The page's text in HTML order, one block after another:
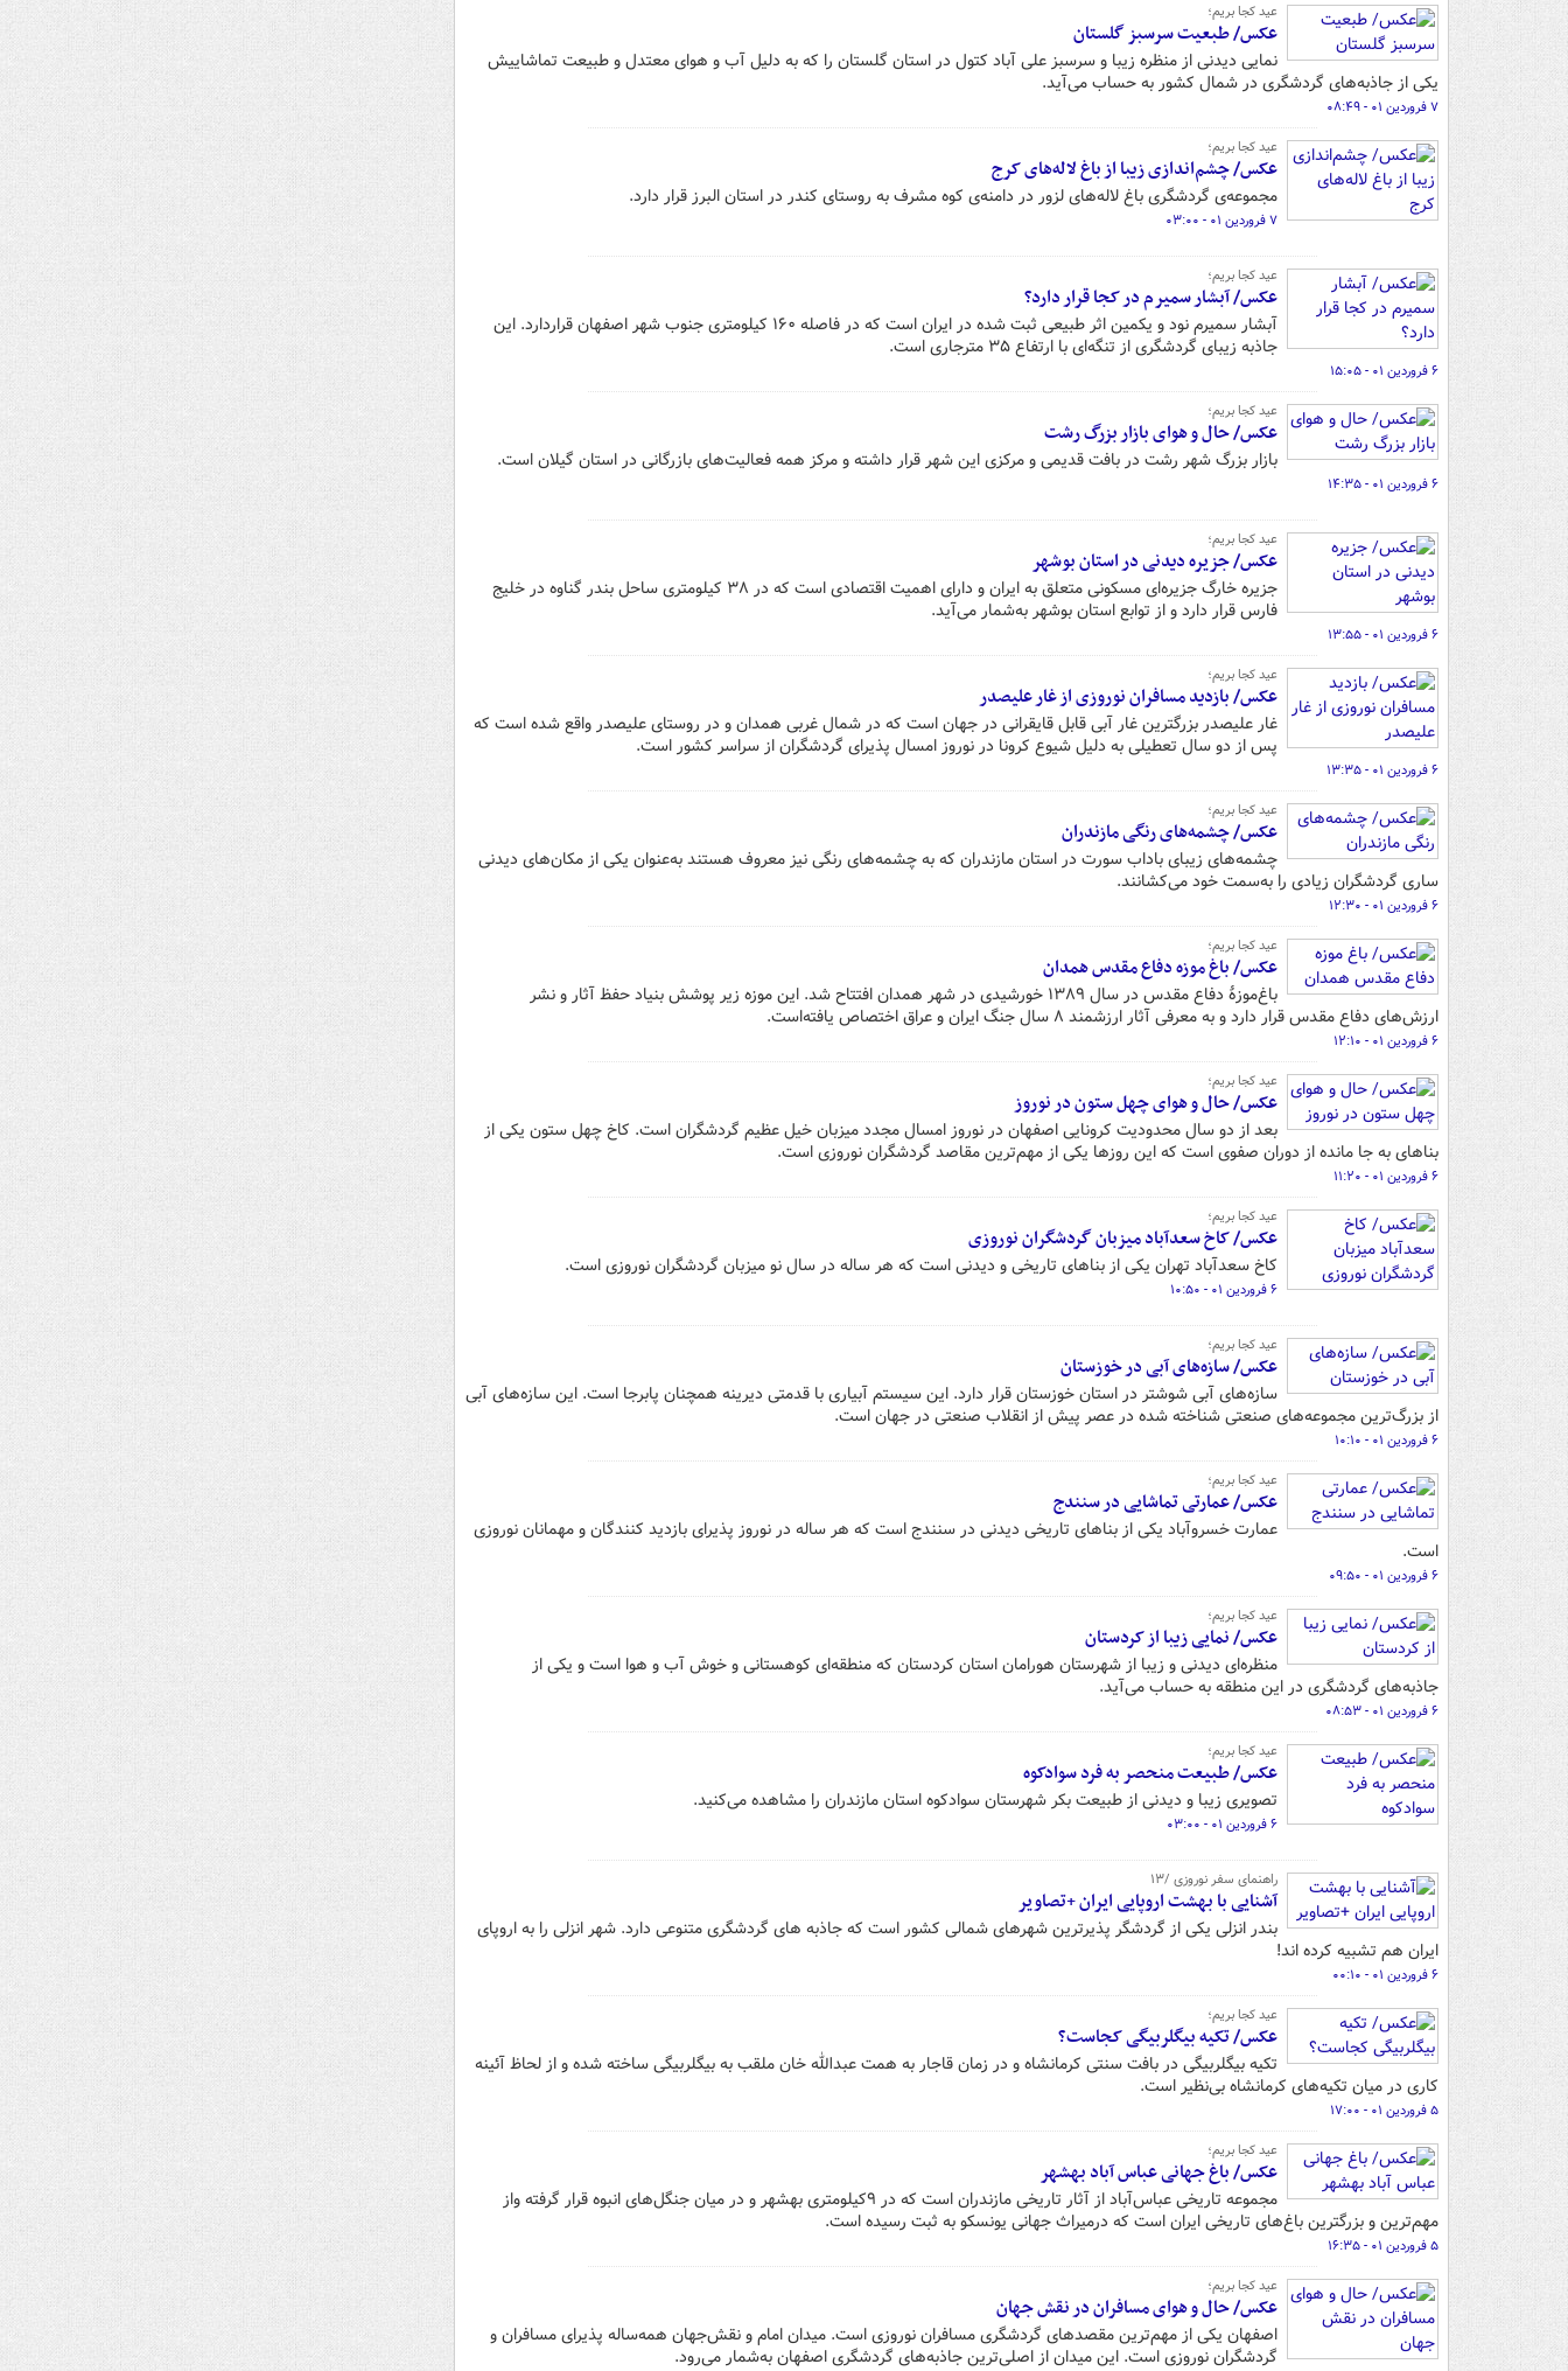
عید کجا بریم؛
عکس/ طبعیت سرسبز گلستان
نمایی دیدنی از منظره زیبا و سرسبز علی آباد کتول در استان گلستان را که به دلیل آب و هوای معتدل و طبیعت تماشاییش
یکی از جاذبه‌های گردشگری در شمال کشور به حساب می‌آید.
۷ فروردین ۰۱ - ۰۸:۴۹
عید کجا بریم؛
عکس/ چشم‌اندازی زیبا از باغ لاله‌های کرج
مجموعه‌ی گردشگری باغ لاله‌های لزور در دامنه‌ی کوه مشرف به روستای کندر در استان البرز قرار دارد.
۷ فروردین ۰۱ - ۰۳:۰۰
عید کجا بریم؛
عکس/ آبشار سمیرم در کجا قرار دارد؟
آبشار سمیرم نود و یکمین اثر طبیعی ثبت شده در ایران است که در فاصله ۱۶۰ کیلومتری جنوب شهر اصفهان قراردارد. این
جاذبه زیبای گردشگری از تنگه‌ای با ارتفاع ۳۵ مترجاری است.
۶ فروردین ۰۱ - ۱۵:۰۵
عید کجا بریم؛
عکس/ حال و هوای بازار بزرگ رشت
بازار بزرگ شهر رشت در بافت قدیمی و مرکزی این شهر قرار داشته و مرکز همه فعالیت‌های بازرگانی در استان گیلان است.
۶ فروردین ۰۱ - ۱۴:۳۵
عید کجا بریم؛
عکس/ جزیره دیدنی در استان بوشهر
جزیره خارگ جزیره‌ای مسکونی متعلق به ایران و دارای اهمیت اقتصادی است که در ۳۸ کیلومتری ساحل بندر گناوه در خلیج
فارس قرار دارد و از توابع استان بوشهر به‌شمار می‌آید.
۶ فروردین ۰۱ - ۱۳:۵۵
عید کجا بریم؛
عکس/ بازدید مسافران نوروزی از غار علیصدر
غار علیصدر بزرگترین غار آبی قابل قایقرانی در جهان است که در شمال غربی همدان و در روستای علیصدر واقع شده است که
پس از دو سال تعطیلی به دلیل شیوع کرونا در نوروز امسال پذیرای گردشگران از سراسر کشور است.
۶ فروردین ۰۱ - ۱۳:۳۵
عید کجا بریم؛
عکس/ چشمه‌های رنگی مازندران
چشمه‌های زیبای باداب سورت در استان مازندران که به چشمه‌های رنگی نیز معروف هستند به‌عنوان یکی از مکان‌های دیدنی
ساری گردشگران زیادی را به‌سمت خود می‌کشانند.
۶ فروردین ۰۱ - ۱۲:۳۰
عید کجا بریم؛
عکس/ باغ موزه دفاع مقدس همدان
باغ‌موزهٔ دفاع مقدس در سال ۱۳۸۹ خورشیدی در شهر همدان افتتاح شد. این موزه زیر پوشش بنیاد حفظ آثار و نشر
ارزش‌های دفاع مقدس قرار دارد و به معرفی آثار ارزشمند ۸ سال جنگ ایران و عراق اختصاص یافته‌است.
۶ فروردین ۰۱ - ۱۲:۱۰
عید کجا بریم؛
عکس/ حال و هوای چهل ستون در نوروز
بعد از دو سال محدودیت کرونایی اصفهان در نوروز امسال مجدد میزبان خیل عظیم گردشگران است. کاخ چهل ستون یکی از
بناهای به جا مانده از دوران صفوی است که این روزها یکی از مهم‌ترین مقاصد گردشگران نوروزی است.
۶ فروردین ۰۱ - ۱۱:۲۰
عید کجا بریم؛
عکس/ کاخ سعدآباد میزبان گردشگران نوروزی
کاخ سعدآباد تهران یکی از بناهای تاریخی و دیدنی است که هر ساله در سال نو میزبان گردشگران نوروزی است.
۶ فروردین ۰۱ - ۱۰:۵۰
عید کجا بریم؛
عکس/ سازه‌های آبی در خوزستان
سازه‌های آبی شوشتر در استان خوزستان قرار دارد. این سیستم آبیاری با قدمتی دیرینه همچنان پابرجا است. این سازه‌های آبی
از بزرگ‌ترین مجموعه‌های صنعتی شناخته شده در عصر پیش از انقلاب صنعتی در جهان است.
۶ فروردین ۰۱ - ۱۰:۱۰
عید کجا بریم؛
عکس/ عمارتی تماشایی در سنندج
عمارت خسروآباد یکی از بناهای تاریخی دیدنی در سنندج است که هر ساله در نوروز پذیرای بازدید کنندگان و مهمانان نوروزی
است.
۶ فروردین ۰۱ - ۰۹:۵۰
عید کجا بریم؛
عکس/ نمایی زیبا از کردستان
منظره‌ای دیدنی و زیبا از شهرستان هورامان استان کردستان که منطقه‌ای کوهستانی و خوش آب و هوا است و یکی از
جاذبه‌های گردشگری در این منطقه به حساب می‌آید.
۶ فروردین ۰۱ - ۰۸:۵۳
عید کجا بریم؛
عکس/ طبیعت منحصر به فرد سوادکوه
تصویری زیبا و دیدنی از طبیعت بکر شهرستان سوادکوه استان مازندران را مشاهده می‌کنید.
۶ فروردین ۰۱ - ۰۳:۰۰
راهنمای سفر نوروزی /۱۳
آشنایی با بهشت اروپایی ایران +تصاویر
بندر انزلی یکی از گردشگر پذیرترین شهرهای شمالی کشور است که جاذبه های گردشگری متنوعی دارد. شهر انزلی را به اروپای
ایران هم تشبیه کرده اند!
۶ فروردین ۰۱ - ۰۰:۱۰
عید کجا بریم؛
عکس/ تکیه بیگلربیگی کجاست؟
تکیه بیگلربیگی در بافت سنتی کرمانشاه و در زمان قاجار به همت عبدالله خان ملقب به بیگلربیگی ساخته شده‌ و از لحاظ آئینه
کاری در میان تکیه‌های کرمانشاه بی‌نظیر است.
۵ فروردین ۰۱ - ۱۷:۰۰
عید کجا بریم؛
عکس/ باغ جهانی عباس آباد بهشهر
مجموعه تاریخی عباس‌آباد از آثار تاریخی مازندران است که در ۹کیلومتری بهشهر و در میان جنگل‌های انبوه قرار گرفته واز
مهم‌ترین و بزرگترین باغ‌های تاریخی ایران است که درمیراث جهانی یونسکو به ثبت رسیده است.
۵ فروردین ۰۱ - ۱۶:۳۵
عید کجا بریم؛
عکس/ حال و هوای مسافران در نقش جهان
اصفهان یکی از مهم‌ترین مقصدهای گردشگری مسافران نوروزی است. میدان امام و نقش‌جهان همه‌ساله پذیرای مسافران و
گردشگران نوروزی است‌. این میدان از اصلی‌ترین جاذبه‌های گردشگری اصفهان به‌شمار می‌رود.